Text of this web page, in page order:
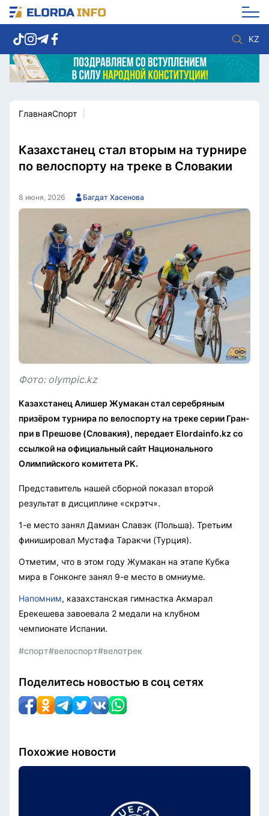
KZ
Новости столицы
Спорт
Культура
Видео
Мир
Этический кодекс
Служу стране
ГлавнаяСпорт
Казахстанец стал вторым на турнире
по велоспорту на треке в Словакии
8 июня, 2026 Багдат Хасенова
Фото: olympic.kz
Казахстанец Алишер Жумакан стал серебряным
призёром турнира по велоспорту на треке серии Гран-
при в Прешове (Словакия), передает Elordainfo.kz со
ссылкой на официальный сайт Национального
Олимпийского комитета РК.
Представитель нашей сборной показал второй
результат в дисциплине «скрэтч».
1-е место занял Дамиан Славэк (Польша). Третьим
финишировал Мустафа Таракчи (Турция).
Отметим, что в этом году Жумакан на этапе Кубка
мира в Гонконге занял 9-е место в омниуме.
Напомним, казахстанская гимнастка Акмарал
Ерекешева завоевала 2 медали на клубном
чемпионате Испании.
#спорт#велоспорт#велотрек
Поделитесь новостью в соц сетях
Похожие новости